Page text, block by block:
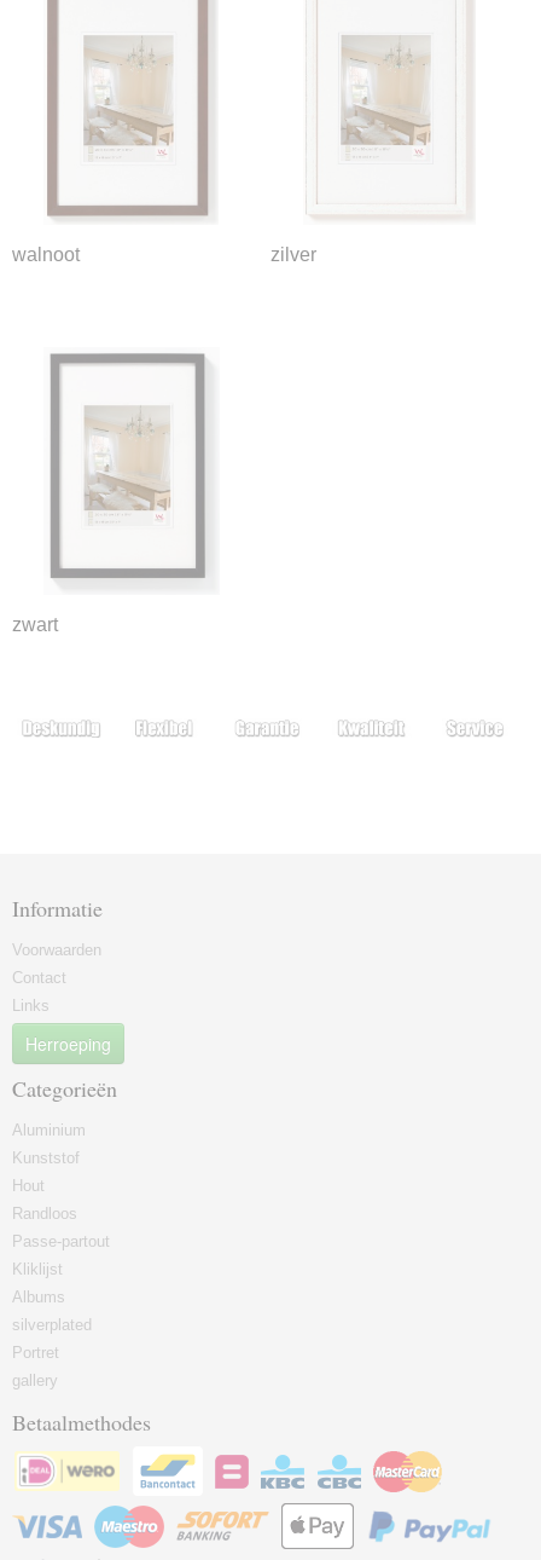
walnoot zilver
zwart
Informatie
Voorwaarden
Contact
Links
Herroeping
Categorieën
Aluminium
Kunststof
Hout
Randloos
Passe-partout
Kliklijst
Albums
silverplated
Portret
gallery
Betaalmethodes